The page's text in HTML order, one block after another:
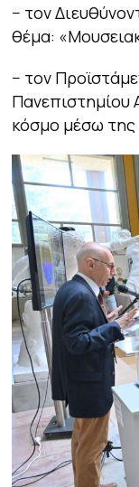
− τον
θέμα:
− τον
Πανεπιστημίου
κόσμο μέσω της